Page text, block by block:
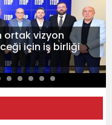
ortak vizyon
için iş birliği